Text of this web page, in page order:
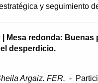
y seguimiento
| Mesa redonda: Buenas
desperdicio.
Argaiz. FER. -